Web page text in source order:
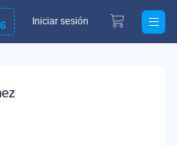
Iniciar sesión